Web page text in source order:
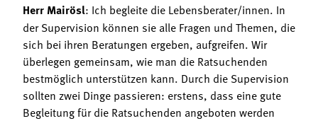
Herr Mairösl: Ich begleite die Lebensberater/innen. In
der Supervision können sie alle Fragen und Themen, die
sich bei ihren Beratungen ergeben, aufgreifen. Wir
überlegen gemeinsam, wie man die Ratsuchenden
bestmöglich unterstützen kann. Durch die Supervision
sollten zwei Dinge passieren: erstens, dass eine gute
Begleitung für die Ratsuchenden angeboten werden